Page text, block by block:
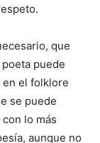
que
puede
el folklore
se puede
lo más
aunque no